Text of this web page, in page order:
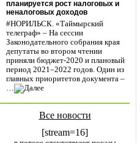
планируется рост налоговых и
неналоговых доходов
#НОРИЛЬСК. «Таймырский
телеграф» – На сессии
Законодательного собрания края
депутаты во втором чтении
приняли бюджет-2020 и плановый
период 2021–2022 годов. Один из
главных приоритетов документа –
…
Все новости
[stream=16]